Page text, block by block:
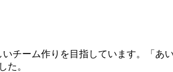
ーム作りを目指しています。「あ
た。